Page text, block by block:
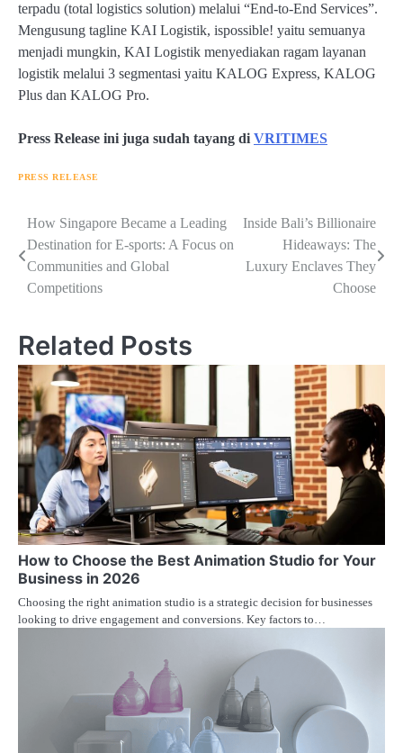
terpadu (total logistics solution) melalui “End-to-End Services”.
Mengusung tagline KAI Logistik, ispossible! yaitu semuanya
menjadi mungkin, KAI Logistik menyediakan ragam layanan
logistik melalui 3 segmentasi yaitu KALOG Express, KALOG
Plus dan KALOG Pro.
Press Release ini juga sudah tayang diVRITIMES
PRESS RELEASE
Navigasi
pos
How Singapore Became a Leading
Destination for E-sports: A Focus on
Communities and Global
Competitions
Inside Bali’s Billionaire
Hideaways: The
Luxury Enclaves They
Choose
Related Posts
How to Choose the Best Animation Studio for Your
Business in 2026
Choosing the right animation studio is a strategic decision for businesses
looking to drive engagement and conversions. Key factors to…